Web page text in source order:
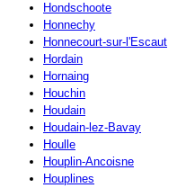
Hondschoote
Honnechy
Honnecourt-sur-l'Escaut
Hordain
Hornaing
Houchin
Houdain
Houdain-lez-Bavay
Houlle
Houplin-Ancoisne
Houplines